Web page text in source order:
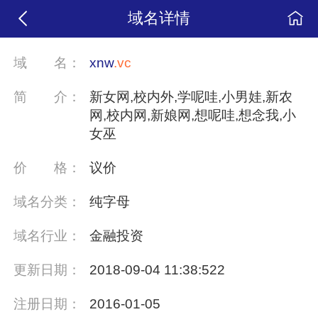
域名详情
域名： xnw.vc
简 介：
新女网,校内外,学呢哇,小男娃,新农
网,校内网,新娘网,想呢哇,想念我,小
女巫
价格： 议价
域名分类： 纯字母
域名行业： 金融投资
更新日期： 2018-09-04 11:38:522
注册日期： 2016-01-05